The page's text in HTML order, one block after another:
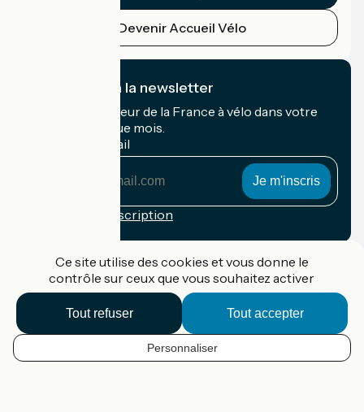
FR
Devenir Accueil Vélo
Je m'abonne à la newsletter
Recevez le meilleur de la France à vélo dans votre
boîte mail chaque mois.
Mon adresse mail
Conditions d'inscription
Accueil Vélo Pro
Contact
Mentions légales
Ce site utilise des cookies et vous donne le
contrôle sur ceux que vous souhaitez activer
Tout accepter
Tout refuser
Personnaliser